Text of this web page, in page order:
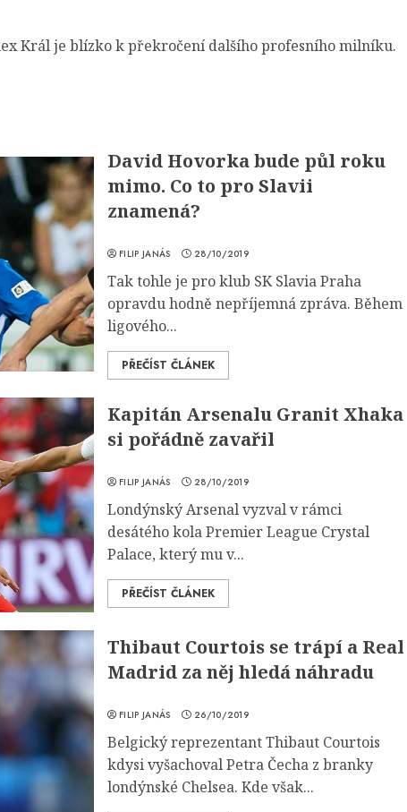
Král je blízko k překročení dalšího profesního milníku.
David Hovorka bude půl roku
mimo. Co to pro Slavii
znamená?
FILIP JANÁS 28/10/2019
Tak tohle je pro klub SK Slavia Praha
opravdu hodně nepříjemná zpráva. Během
ligového...
PŘEČÍST ČLÁNEK
Kapitán Arsenalu Granit Xhaka
si pořádně zavařil
FILIP JANÁS 28/10/2019
Londýnský Arsenal vyzval v rámci
desátého kola Premier League Crystal
Palace, který mu v...
PŘEČÍST ČLÁNEK
Thibaut Courtois se trápí a Real
Madrid za něj hledá náhradu
FILIP JANÁS 26/10/2019
Belgický reprezentant Thibaut Courtois
kdysi vyšachoval Petra Čecha z branky
londýnské Chelsea. Kde však...